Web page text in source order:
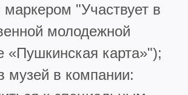
маркером "Участвует в
молодежной
«Пушкинская карта»");
музей в компании: